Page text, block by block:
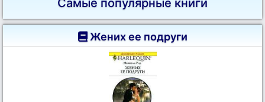
Самые популярные книги
Жених ее подруги